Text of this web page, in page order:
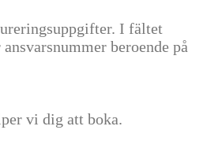
I fältet
beroende på
vi dig att boka.